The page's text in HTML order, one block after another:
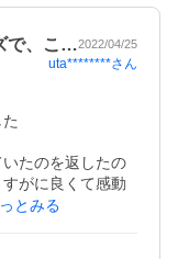
で、こ…2022/04/25
uta********さん
たのを返したの
がに良くて感動
とみる